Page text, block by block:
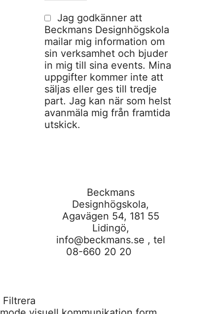
Jag godkänner att
Beckmans Designhögskola
mailar mig information om
sin verksamhet och bjuder
in mig till sina events. Mina
uppgifter kommer inte att
säljas eller ges till tredje
part. Jag kan när som helst
avanmäla mig från framtida
utskick.
Beckmans
Designhögskola,
Agavägen 54, 181 55
Lidingö,
info@beckmans.se , tel
08-660 20 20
Filtrera